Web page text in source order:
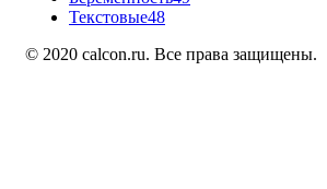
Текстовые48
© 2020 calcon.ru. Все права защищены.